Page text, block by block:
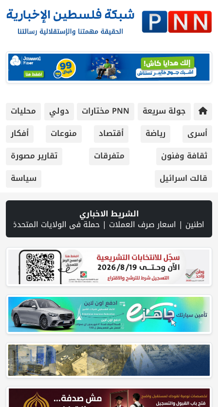
جولة سريعة PNN مختارات دولي
محليات
أسرى
رياضة أقتصاد منوعات
أفكار
ثقافة وفنون
متفرقات
تقارير مصورة
قالت اسرائيل
سياسة
الشريط الاخباري
| حملة في الولايات المتحدة تدعو الأطباء لمقاطعة الجمعية